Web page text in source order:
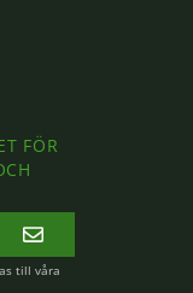
FÖR
till våra